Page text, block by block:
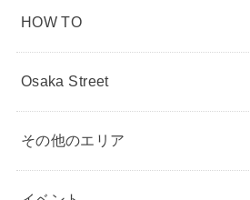
HOW TO
Osaka Street
その他のエリア